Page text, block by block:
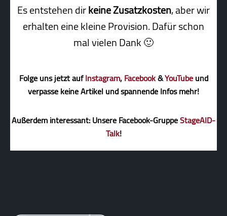
Es entstehen dirkeine Zusatzkosten, aber wir
erhalten eine kleine Pro­vi­sion. Dafür schon
mal vielen Dank 🙂
Folge uns jetzt aufInstagram,Facebook&YouTubeund
verpasse keine Artikel und spannende Infos mehr!
Außerdem interessant: Unsere Facebook-GruppeStageAID-
Talk!